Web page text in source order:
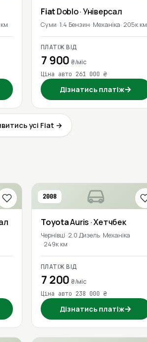
FiatDoblo· Універсал
Суми 1.4 Бензин Механіка 205к км
ПЛАТІЖ ВІД
7 900₴/міс
Ціна авто 261 000 ₴
Дізнатись платіж→
усі Fiat →
2008
ToyotaAuris · Хетчбек
Чернівці 2.0 Дизель Механіка
249к км
ПЛАТІЖ ВІД
7 200₴/міс
Ціна авто 238 000 ₴
Дізнатись платіж→